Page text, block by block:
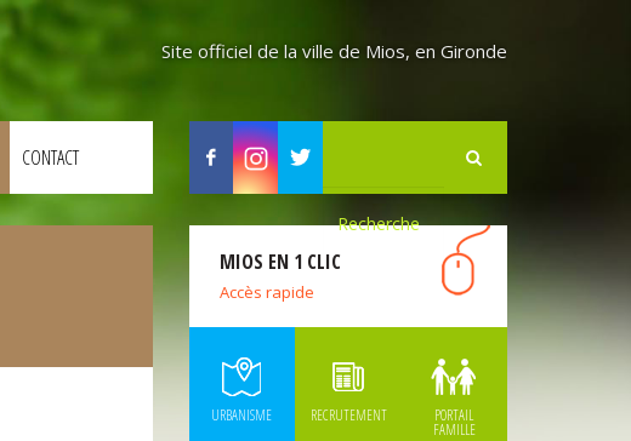
Site officiel de la ville de Mios, en Gironde
CONTACT
FacebookInstagram
Twitter
MIOS EN 1 CLIC
Accès rapide
URBANISME RECRUTEMENT PORTAIL
FAMILLE